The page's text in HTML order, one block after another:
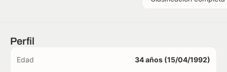
Perfil
Edad 34 años (15/04/1992)